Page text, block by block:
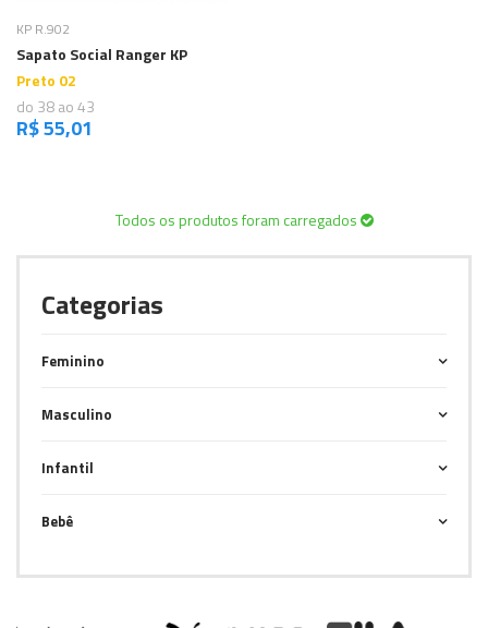
KP R.902
Sapato Social Ranger KP
Preto 02
do 38 ao 43
R$ 55,01
Todos os produtos foram carregados
Categorias
Feminino
Masculino
Infantil
Bebê